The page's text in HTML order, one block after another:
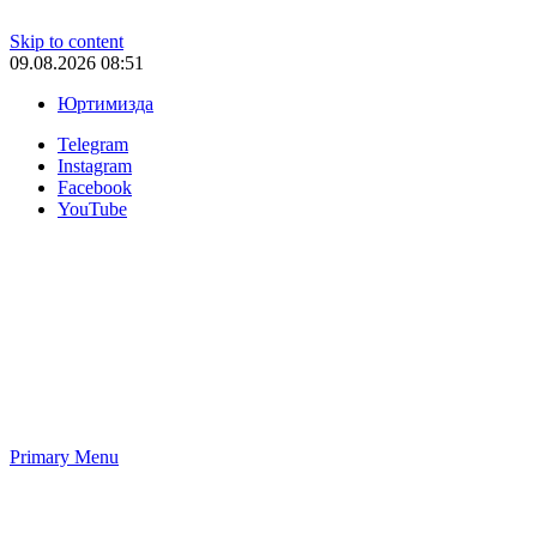
Skip to content
09.08.2026 08:51
Юртимизда
Telegram
Instagram
Facebook
YouTube
Primary Menu